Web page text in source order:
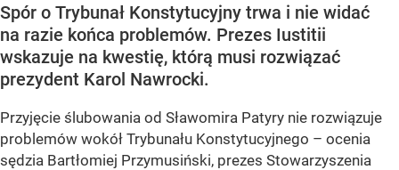
Spór o Trybunał Konstytucyjny trwa i nie widać
na razie końca problemów. Prezes Iustitii
wskazuje na kwestię, którą musi rozwiązać
prezydent Karol Nawrocki.
Przyjęcie ślubowania od Sławomira Patyry nie rozwiązuje
problemów wokół Trybunału Konstytucyjnego – ocenia
sędzia Bartłomiej Przymusiński, prezes Stowarzyszenia